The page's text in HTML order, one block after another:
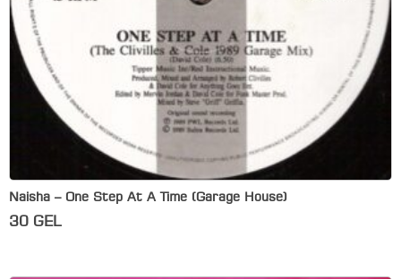
Naisha – One Step At A Time (Garage House)
30 GEL